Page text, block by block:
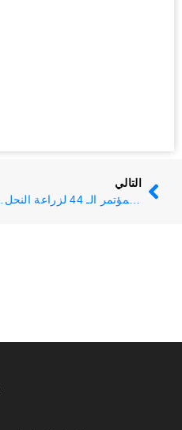
التالي